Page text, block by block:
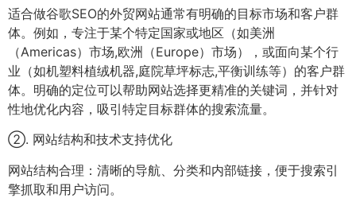
适合做谷歌SEO的外贸网站通常有明确的目标市场和客户群
体。例如，专注于某个特定国家或地区（如美洲
（Americas）市场,欧洲（Europe）市场），或面向某个行
业（如机塑料植绒机器,庭院草坪标志,平衡训练等）的客户群
体。明确的定位可以帮助网站选择更精准的关键词，并针对
性地优化内容，吸引特定目标群体的搜索流量。
②. 网站结构和技术支持优化
网站结构合理：清晰的导航、分类和内部链接，便于搜索引
擎抓取和用户访问。